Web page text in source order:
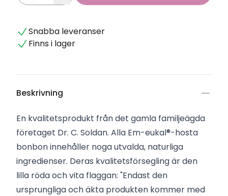
Snabba leveranser
Finns i lager
Beskrivning
En kvalitetsprodukt från det gamla familjeägda
företaget Dr. C. Soldan. Alla Em-eukal®-hosta
bonbon innehåller noga utvalda, naturliga
ingredienser. Deras kvalitetsförsegling är den
lilla röda och vita flaggan: "Endast den
ursprungliga och äkta produkten kommer med